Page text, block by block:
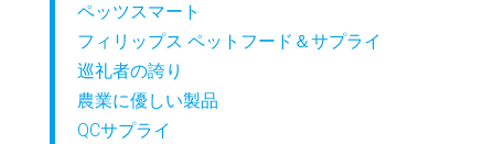
ペッツスマート
フィリップス ペットフード＆サプライ
巡礼者の誇り
農業に優しい製品
QCサプライ